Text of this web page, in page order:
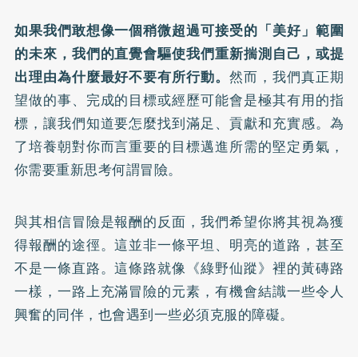
如果我們敢想像一個稍微超過可接受的「美好」範圍
的未來，我們的直覺會驅使我們重新揣測自己，或提
出理由為什麼最好不要有所行動。然而，我們真正期
望做的事、完成的目標或經歷可能會是極其有用的指
標，讓我們知道要怎麼找到滿足、貢獻和充實感。為
了培養朝對你而言重要的目標邁進所需的堅定勇氣，
你需要重新思考何謂冒險。
與其相信冒險是報酬的反面，我們希望你將其視為獲
得報酬的途徑。這並非一條平坦、明亮的道路，甚至
不是一條直路。這條路就像《綠野仙蹤》裡的黃磚路
一樣，一路上充滿冒險的元素，有機會結識一些令人
興奮的同伴，也會遇到一些必須克服的障礙。